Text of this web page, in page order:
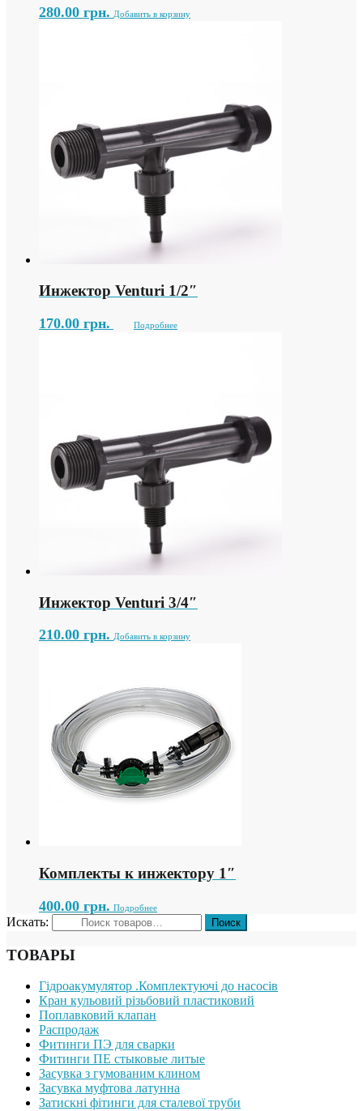
280.00 грн. Добавить в корзину
Инжектор Venturi 1/2″
170.00 грн. Подробнее
Инжектор Venturi 3/4″
210.00 грн. Добавить в корзину
Комплекты к инжектору 1″
400.00 грн. Подробнее
Искать:
ТОВАРЫ
Гідроакумулятор .Комплектуючі до насосів
Кран кульовий різьбовий пластиковий
Поплавковий клапан
Распродаж
Фитинги ПЭ для сварки
Фитинги ПЕ стыковые литые
Засувка з гумованим клином
Засувка муфтова латунна
Затискні фітинги для сталевої труби